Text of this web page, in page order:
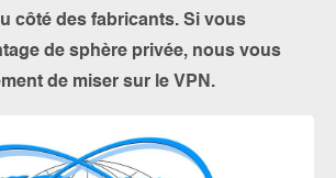
côté des fabricants. Si vous
de sphère privée, nous vous
de miser sur le VPN.